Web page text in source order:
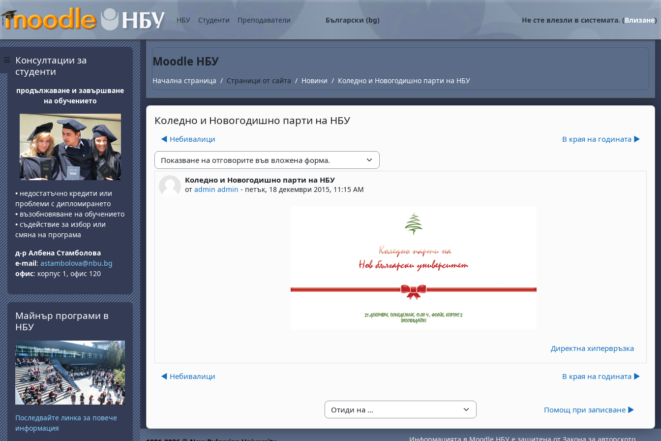
Прескочи на основното съдържание
Страничен панел
НБУ Студенти Преподаватели Български ‎(bg)‎ Не сте влезли в системата. (Влизане)
Moodle НБУ
Начална страница Страници от сайта Новини Коледно и Новогодишно парти на НБУ
Коледно и Новогодишно парти на НБУ
◀︎ Небивалици В края на годината ▶︎
Начин на показване
Коледно и Новогодишно парти на НБУ
от admin admin - петък, 18 декември 2015, 11:15 AM
Number of replies: 0
Директна хипервръзка
◀︎ Небивалици В края на годината ▶︎
Отиди на ... Помощ при записване ▶︎
Блокове
Консултации за
студенти
продължаване и завършване
на обучението
• недостатъчно кредити или
проблеми с дипломирането
• възобновяване на обучението
• съдействие за избор или
смяна на програма
д-р Албена Стамболова
e-mail: astambolova@nbu.bg
офис: корпус 1, офис 120
Прескочи Майнър програми в НБУ
Майнър програми в
НБУ
Последвайте линка за повече
информация